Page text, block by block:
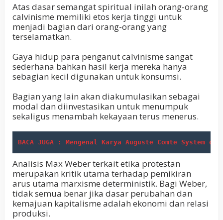
Atas dasar semangat spiritual inilah orang-orang
calvinisme memiliki etos kerja tinggi untuk
menjadi bagian dari orang-orang yang
terselamatkan.
Gaya hidup para penganut calvinisme sangat
sederhana bahkan hasil kerja mereka hanya
sebagian kecil digunakan untuk konsumsi.
Bagian yang lain akan diakumulasikan sebagai
modal dan diinvestasikan untuk menumpuk
sekaligus menambah kekayaan terus menerus.
BACA JUGA : Mengenal Karya Auguste Comte System
Analisis Max Weber terkait etika protestan
merupakan kritik utama terhadap pemikiran
arus utama marxisme deterministik. Bagi Weber,
tidak semua benar jika dasar perubahan dan
kemajuan kapitalisme adalah ekonomi dan relasi
produksi.